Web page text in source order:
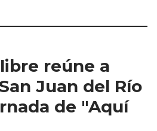
reúne a
Juan del Río
de "Aquí